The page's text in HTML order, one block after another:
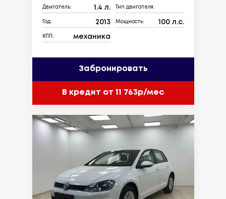
Двигатель: 1.4 л. Тип двигателя:
Год: 2013 Мощность: 100 л.с.
КПП: механика
Забронировать
В кредит от 11 763р/мес